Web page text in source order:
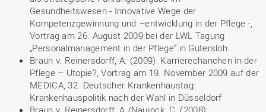
Gesundheitswesen - Innovative Wege der
Kompetenzgewinnung und –entwicklung in der Pflege -,
Vortrag am 26. August 2009 bei der LWL Tagung
„Personalmanagement in der Pflege“ in Gütersloh
Braun v. Reinersdorff, A. (2009): Karrierechanchen in der
Pflege – Utopie?, Vortrag am 19. November 2009 auf der
MEDICA, 32. Deutscher Krankenhaustag:
Krankenhauspolitik nach der Wahl in Düsseldorf
Braun v. Reinersdorff, A./Naujock, C. (2008):